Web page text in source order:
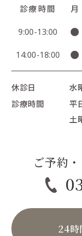
診療時間 月
9:00-13:00 ●
14:00-18:00 ●
休診日
水
診療時間
平
土
ご予約
24